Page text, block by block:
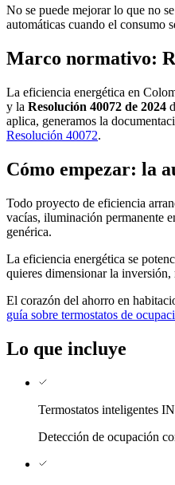
No se puede mejorar lo que no
automáticas cuando el consumo
Marco normativo:
La eficiencia energética en
y la Resolución 40072 de 2024
aplica, generamos la
Resolución 40072.
Cómo empezar: la
Todo proyecto de eficiencia
vacías, iluminación permanente
genérica.
La eficiencia energética se
quieres dimensionar la inversión,
El corazón del ahorro en
guía sobre termostatos de
Lo que incluye
Termostatos inteligentes
Detección de ocupación